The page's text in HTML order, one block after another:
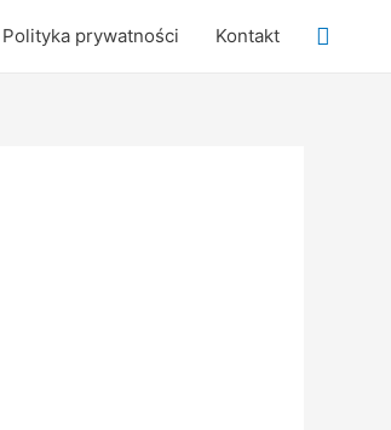
Polityka prywatności Kontakt Search